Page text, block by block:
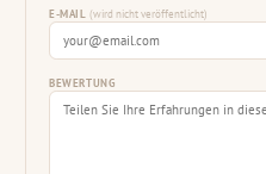
E-MAIL(wird nicht veröffentlicht)
BEWERTUNG